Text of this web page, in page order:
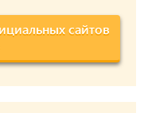
сайтов